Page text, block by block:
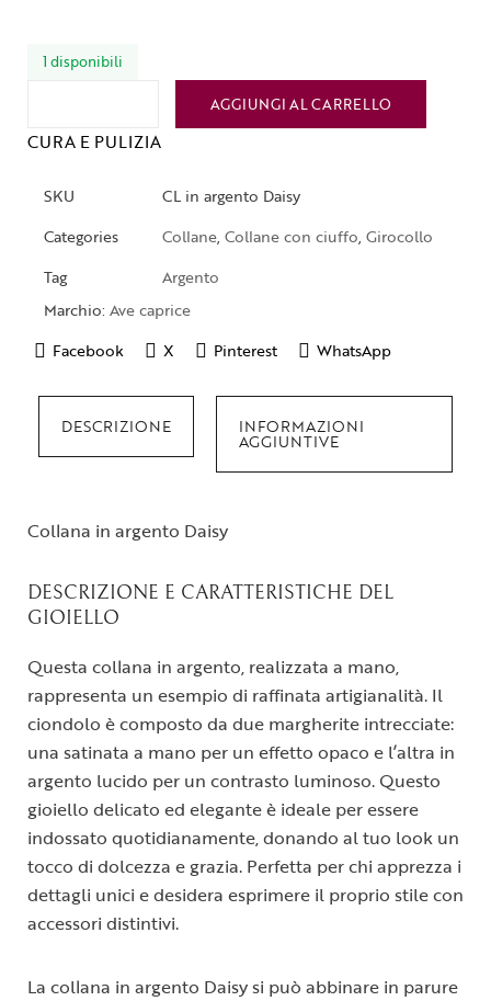
1 disponibili
AGGIUNGI AL CARRELLO
CURA E PULIZIA
SKU
CL in argento Daisy
Categories
Collane, Collane con ciuffo, Girocollo
Tag
Argento
Marchio: Ave caprice
Facebook
X Pinterest WhatsApp
DESCRIZIONE INFORMAZIONI
AGGIUNTIVE
Collana in argento Daisy
DESCRIZIONE E CARATTERISTICHE DEL
GIOIELLO
Questa collana in argento, realizzata a mano,
rappresenta un esempio di raffinata artigianalità. Il
ciondolo è composto da due margherite intrecciate:
una satinata a mano per un effetto opaco e l’altra in
argento lucido per un contrasto luminoso. Questo
gioiello delicato ed elegante è ideale per essere
indossato quotidianamente, donando al tuo look un
tocco di dolcezza e grazia. Perfetta per chi apprezza i
dettagli unici e desidera esprimere il proprio stile con
accessori distintivi.
La collana in argento Daisy si può abbinare in parure